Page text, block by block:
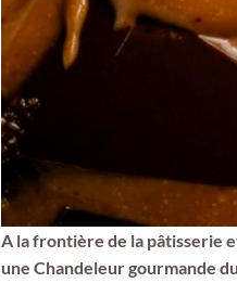
A la frontière de la pâtisserie
une Chandeleur gourmande